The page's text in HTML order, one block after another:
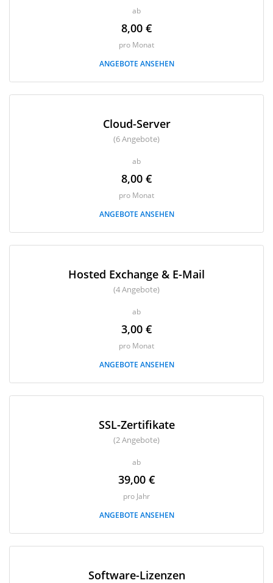
ab
8,00 €
pro Monat
ANGEBOTE ANSEHEN
Cloud-Server
(6 Angebote)
ab
8,00 €
pro Monat
ANGEBOTE ANSEHEN
Hosted Exchange & E-Mail
(4 Angebote)
ab
3,00 €
pro Monat
ANGEBOTE ANSEHEN
SSL-Zertifikate
(2 Angebote)
ab
39,00 €
pro Jahr
ANGEBOTE ANSEHEN
Software-Lizenzen